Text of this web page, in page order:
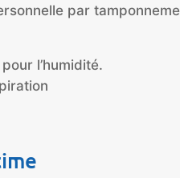
par
l’humidité.